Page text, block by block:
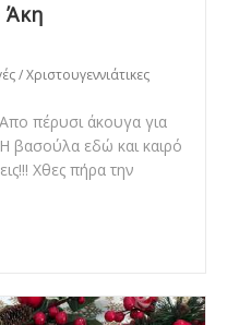
Άκη
/Χριστουγεννιάτικες
πέρυσι άκουγα για
βασούλα εδώ και καιρό
Χθες πήρα την